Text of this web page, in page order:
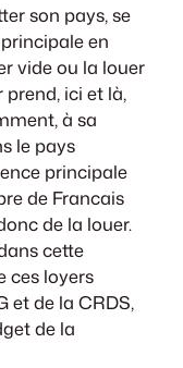
son pays, se
en
vide ou la louer
ici et là,
à sa
le pays
principale
de Francais
de la louer.
cette
ces loyers
et de la CRDS,
de la